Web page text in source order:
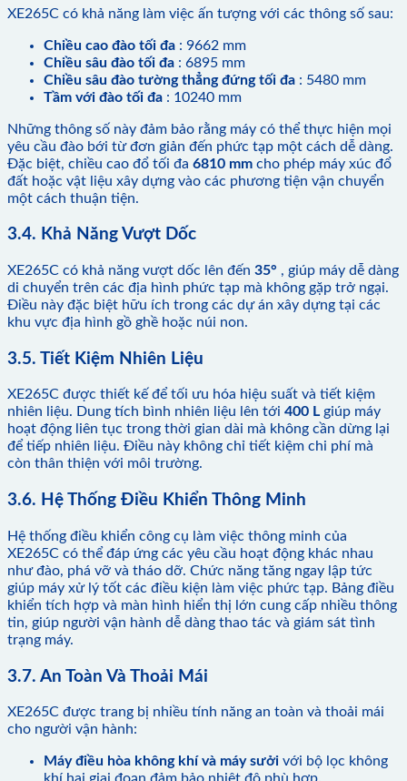
XE265C có khả năng làm việc ấn tượng với các thông số sau:
Chiều cao đào tối đa : 9662 mm
Chiều sâu đào tối đa : 6895 mm
Chiều sâu đào tường thẳng đứng tối đa : 5480 mm
Tầm với đào tối đa : 10240 mm
Những thông số này đảm bảo rằng máy có thể thực hiện mọi
yêu cầu đào bới từ đơn giản đến phức tạp một cách dễ dàng.
Đặc biệt, chiều cao đổ tối đa 6810 mm cho phép máy xúc đổ
đất hoặc vật liệu xây dựng vào các phương tiện vận chuyển
một cách thuận tiện.
3.4. Khả Năng Vượt Dốc
XE265C có khả năng vượt dốc lên đến 35° , giúp máy dễ dàng
di chuyển trên các địa hình phức tạp mà không gặp trở ngại.
Điều này đặc biệt hữu ích trong các dự án xây dựng tại các
khu vực địa hình gồ ghề hoặc núi non.
3.5. Tiết Kiệm Nhiên Liệu
XE265C được thiết kế để tối ưu hóa hiệu suất và tiết kiệm
nhiên liệu. Dung tích bình nhiên liệu lên tới 400 L giúp máy
hoạt động liên tục trong thời gian dài mà không cần dừng lại
để tiếp nhiên liệu. Điều này không chỉ tiết kiệm chi phí mà
còn thân thiện với môi trường.
3.6. Hệ Thống Điều Khiển Thông Minh
Hệ thống điều khiển công cụ làm việc thông minh của
XE265C có thể đáp ứng các yêu cầu hoạt động khác nhau
như đào, phá vỡ và tháo dỡ. Chức năng tăng ngay lập tức
giúp máy xử lý tốt các điều kiện làm việc phức tạp. Bảng điều
khiển tích hợp và màn hình hiển thị lớn cung cấp nhiều thông
tin, giúp người vận hành dễ dàng thao tác và giám sát tình
trạng máy.
3.7. An Toàn Và Thoải Mái
XE265C được trang bị nhiều tính năng an toàn và thoải mái
cho người vận hành:
Máy điều hòa không khí và máy sưởi với bộ lọc không